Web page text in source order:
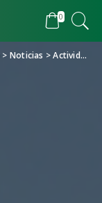
0
> Noticias >Actividades